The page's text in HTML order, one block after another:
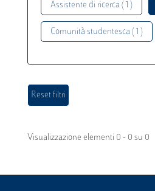
Assistente di ricerca ( 1 )
Comunità studentesca ( 1 )
Visualizzazione elementi 0 - 0 su 0